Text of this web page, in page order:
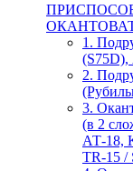
1.
2.
3.
(в 2
АТ-18,
TR-15 /